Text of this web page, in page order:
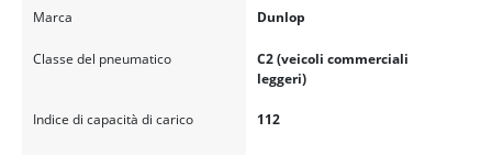
Marca Dunlop
Classe del pneumatico
C2 (veicoli commerciali
leggeri)
Indice di capacità di carico 112